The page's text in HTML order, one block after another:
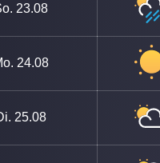
23.08
24.08
25.08